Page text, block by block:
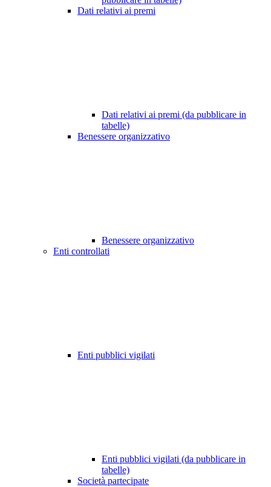
Dati relativi ai premi
Dati relativi ai premi (da pubblicare in
tabelle)
Benessere organizzativo
Benessere organizzativo
Enti controllati
Enti pubblici vigilati
Enti pubblici vigilati (da pubblicare in
tabelle)
Società partecipate